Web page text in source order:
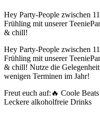
Hey Party-People zwischen
Frühling mit unserer
& chill!
Hey Party-People zwischen
Frühling mit unserer
& chill! Nutze die
wenigen Terminen im Jahr!
Freut euch auf:🔥 Coole
Leckere alkoholfreie Drinks